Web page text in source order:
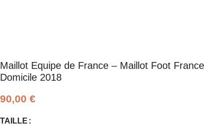
Maillot Equipe de France – Maillot Foot France
Domicile 2018
90,00 €
TAILLE